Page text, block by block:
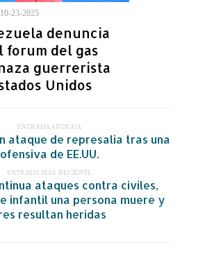
10-23-2025
denuncia
forum del gas
guerrerista
Unidos
ENTRADA ANTIGUA
ataque de represalia tras una
ofensiva de EE.UU.
ENTRADA MÁS RECIENTE
ataques contra civiles,
infantil una persona muere y
resultan heridas